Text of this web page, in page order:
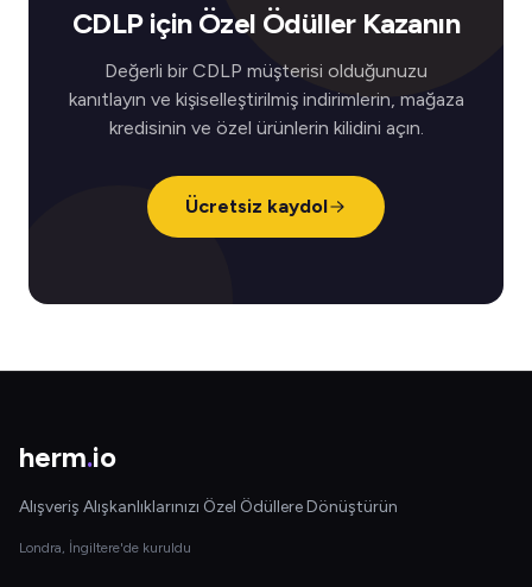
CDLP için Özel Ödüller Kazanın
Değerli bir CDLP müşterisi olduğunuzu
kanıtlayın ve kişiselleştirilmiş indirimlerin, mağaza
kredisinin ve özel ürünlerin kilidini açın.
Ücretsiz kaydol
herm.io
Alışveriş Alışkanlıklarınızı Özel Ödüllere Dönüştürün
Londra, İngiltere'de kuruldu